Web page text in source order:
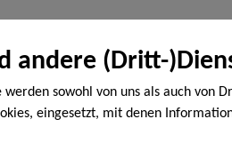
andere (Dritt-
werden sowohl von uns als auch von
eingesetzt, mit denen
oder von Ihrem Endgerät
Service